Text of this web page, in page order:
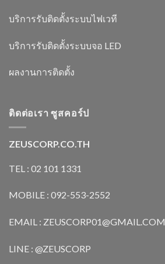
บริการรับติดตั้งระบบไฟเวที
บริการรับติดตั้งระบบจอ LED
ผลงานการติดตั้ง
ติดต่อเรา ซูสคอร์ป
ZEUSCORP.CO.TH
TEL : 02 101 1331
MOBILE : 092-553-2552
EMAIL : ZEUSCORP01@GMAIL.COM
LINE : @ZEUSCORP